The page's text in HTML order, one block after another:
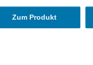
Zum Produkt